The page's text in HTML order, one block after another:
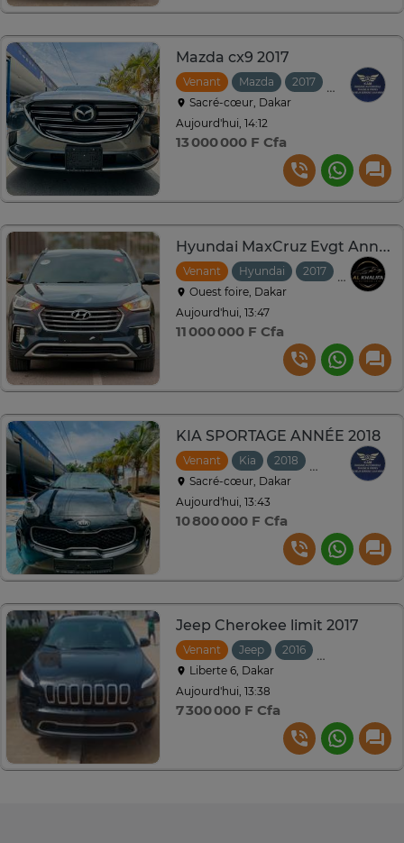
Mazda cx9 2017
Venant Mazda 2017
Sacré-cœur, Dakar
Aujourd'hui, 14:12
13 000 000 F Cfa
Hyundai MaxCruz Evgt Année : 2017
Venant Hyundai 2017
Ouest foire, Dakar
Aujourd'hui, 13:47
11 000 000 F Cfa
KIA SPORTAGE ANNÉE 2018
Venant Kia 2018
Automatique
Sacré-cœur, Dakar
Aujourd'hui, 13:43
10 800 000 F Cfa
Jeep Cherokee limit 2017
Venant Jeep 2016
Liberte 6, Dakar
Aujourd'hui, 13:38
7 300 000 F Cfa